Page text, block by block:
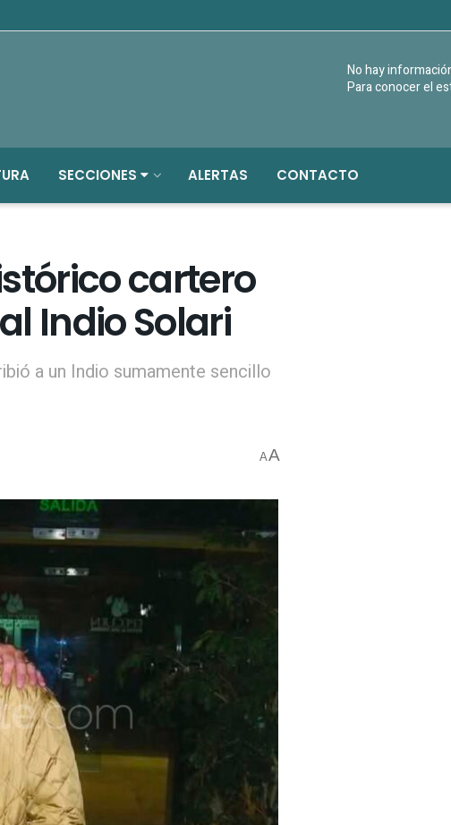
No hay
Para conocer el
SECCIONES ALERTAS CONTACTO
cartero
Indio Solari
a un Indio sumamente sencillo
AA